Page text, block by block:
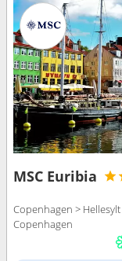
MSC Euribia
Copenhagen >
Copenhagen